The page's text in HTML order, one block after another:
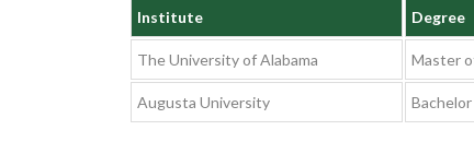
Institute Degree
The University of Alabama Master
Augusta University